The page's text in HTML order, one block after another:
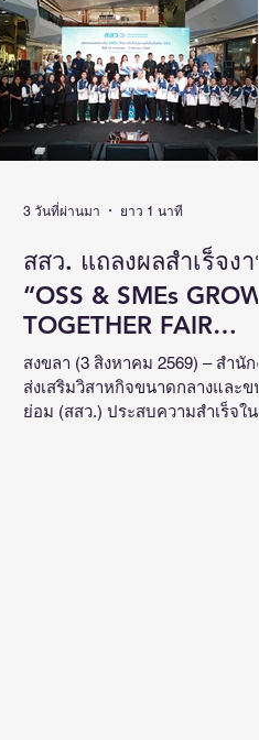
2569 นายนิกร โสมกลาง รัฐมนตรี
ว่าการกระทรวงการพัฒนาสังคมแ
ความมั่นคงของมนุษย์ (รมว.พม.) เ
ประธานเปิดงานสัมมนาวิชาการร
ชาติด้านคนพิการ ครั้งที่ 18 (NCPD
2026) ภายใต้แนวคิด “From
to Earning : Innovation for
สสว. แถลงผลสำเร็จงาน
“OSS & SMEs GROW
TOGETHER FAIR
2026”ณ จังหวัดสงขลา
สร้างมูลค่าเศรษฐกิจ
สงขลา (3 สิงหาคม 2569) – สำนักง
ส่งเสริมวิสาหกิจขนาดกลางและข
ย่อม (สสว.) ประสบความสำเร็จใน
3 วันที่ผ่านมา ยาว 1 นาที